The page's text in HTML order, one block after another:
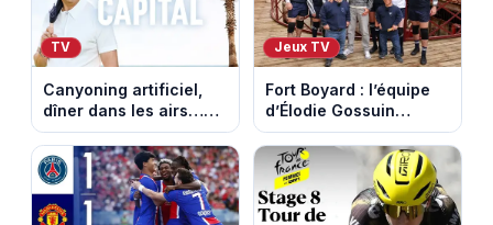
TV
Canyoning artificiel,
dîner dans les airs…
les loisirs les plus fous
passés au crible dans
Capital
Jeux TV
Fort Boyard : l’équipe
d’Élodie Gossuin
termine avec une belle
somme pour l'Unicef et
le Refuge